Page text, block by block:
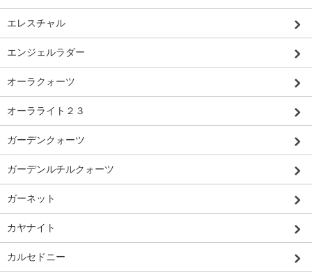
エレスチャル
エンジェルラダー
オーラクォーツ
オーラライト２３
ガーデンクォーツ
ガーデンルチルクォーツ
ガーネット
カヤナイト
カルセドニー